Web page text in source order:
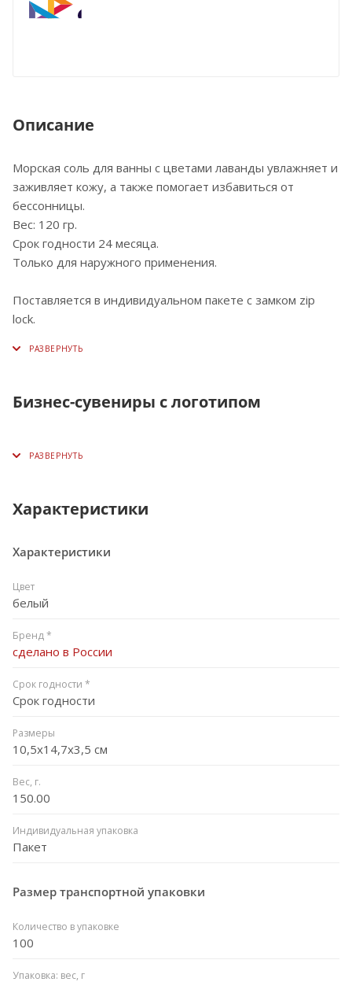
Описание
Морская соль для ванны с цветами лаванды увлажняет и
заживляет кожу, а также помогает избавиться от
бессонницы.
Вес: 120 гр.
Срок годности 24 месяца.
Только для наружного применения.
Поставляется в индивидуальном пакете с замком zip
lock.
Бизнес-сувениры с логотипом
Характеристики
Характеристики
Цвет
белый
Бренд *
сделано в России
Срок годности *
Срок годности
Размеры
10,5х14,7х3,5 см
Вес, г.
150.00
Индивидуальная упаковка
Пакет
Размер транспортной упаковки
Количество в упаковке
100
Упаковка: вес, г